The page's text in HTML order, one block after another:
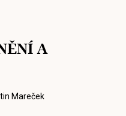
A
Mareček